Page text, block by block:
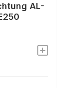
AL-